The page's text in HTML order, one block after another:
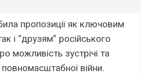
пропозиції як ключовим
і “друзям” російського
можливість зустрічі та
війни.